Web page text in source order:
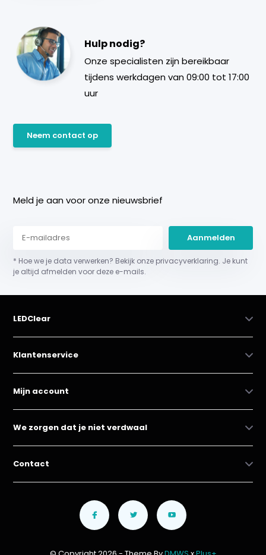
Hulp nodig?
Onze specialisten zijn bereikbaar
tijdens werkdagen van 09:00 tot 17:00
uur
Neem contact op
Meld je aan voor onze nieuwsbrief
Aanmelden
* Hoe we je data verwerken? Bekijk onze privacyverklaring. Je kunt
je altijd afmelden voor deze e-mails.
LEDClear
Klantenservice
Mijn account
We zorgen dat je niet verdwaal
Contact